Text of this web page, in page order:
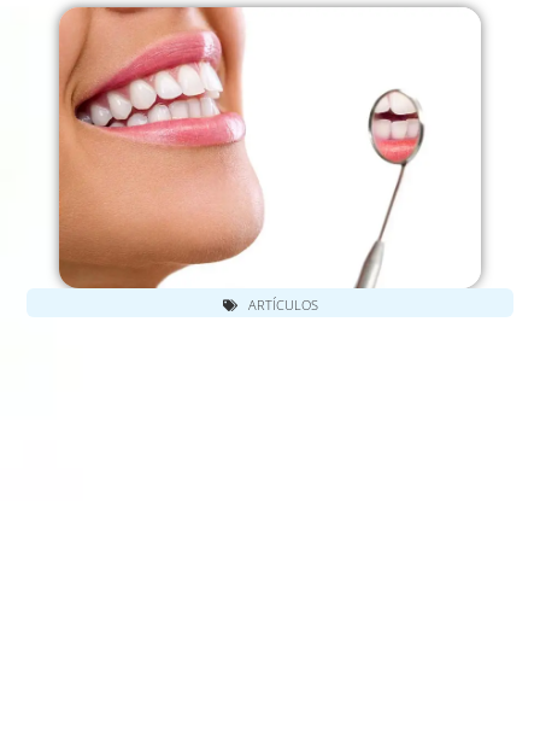
ARTÍCULOS